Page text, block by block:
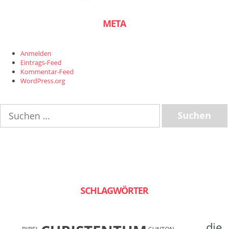
META
Anmelden
Eintrags-Feed
Kommentar-Feed
WordPress.org
nach:
SCHLAGWÖRTER